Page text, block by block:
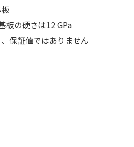
板の硬さは12 GPa
保証値ではありません